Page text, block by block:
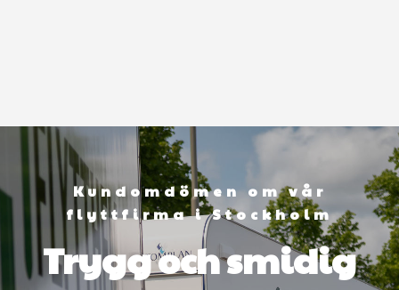
Kundomdömen om vår
flyttfirma i Stockholm
Trygg och smidig